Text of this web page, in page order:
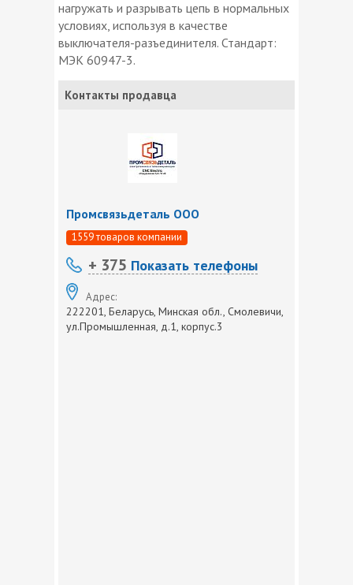
нагружать и разрывать цепь в нормальных
условиях, используя в качестве
выключателя-разъединителя. Стандарт:
МЭК 60947-3.
Контакты продавца
Промсвязьдеталь ООО
1559 товаров компании
+ 375 Показать телефоны
Адрес:
222201, Беларусь, Минская обл., Смолевичи,
ул.Промышленная, д.1, корпус.3